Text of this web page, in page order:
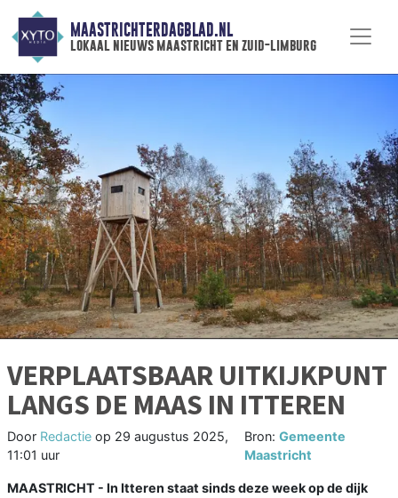
MAASTRICHTERDAGBLAD.NL
lokaal nieuws maastricht en zuid-limburg
VERPLAATSBAAR UITKIJKPUNT
LANGS DE MAAS IN ITTEREN
Door Redactie op 29 augustus 2025,
11:01 uur
Bron: Gemeente
Maastricht
MAASTRICHT - In Itteren staat sinds deze week op de dijk